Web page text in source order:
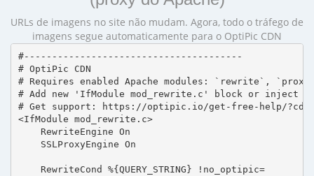
URLs de imagens no site não mudam. Agora, todo o tráfego de
imagens segue automaticamente para o OptiPic CDN
#---------------------------------------
# OptiPic CDN
# Requires enabled Apache modules: `rewrite`,
# Add new 'IfModule mod_rewrite.c' block or inject
# Get support: https://optipic.io/get-free-help/
<IfModule mod_rewrite.c>
    RewriteEngine On
    SSLProxyEngine On
    RewriteCond %{QUERY_STRING} !no_optipic=